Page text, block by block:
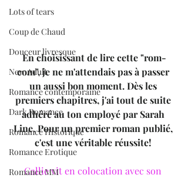
Lots of tears
Coup de Chaud
Douceur livresque
New Adult
Romance contemporaine
Dark Romance
Romance Historique
Romance Erotique
Romance MM
En choisissant de lire cette "rom-
com", je ne m'attendais pas à passer
un aussi bon moment. Dès les
premiers chapitres, j'ai tout de suite
adhéré au ton employé par Sarah
Line. Pour un premier roman publié,
c'est une véritable réussite!
Callie vit en colocation avec son